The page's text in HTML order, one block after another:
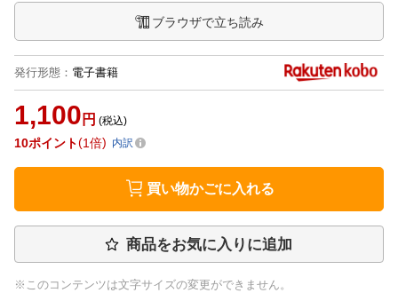
ブラウザで立ち読み
発行形態 ： 電子書籍
1,100 円 (税込)
10ポイント 1倍 内訳
買い物かごに入れる
商品をお気に入りに追加
※このコンテンツは文字サイズの変更ができません。